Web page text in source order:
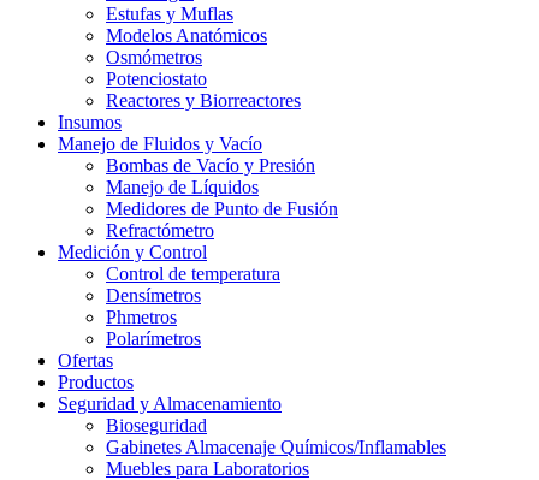
Estufas y Muflas
Modelos Anatómicos
Osmómetros
Potenciostato
Reactores y Biorreactores
Insumos
Manejo de Fluidos y Vacío
Bombas de Vacío y Presión
Manejo de Líquidos
Medidores de Punto de Fusión
Refractómetro
Medición y Control
Control de temperatura
Densímetros
Phmetros
Polarímetros
Ofertas
Productos
Seguridad y Almacenamiento
Bioseguridad
Gabinetes Almacenaje Químicos/Inflamables
Muebles para Laboratorios